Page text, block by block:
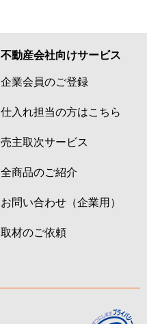
不動産会社向けサービス
企業会員のご登録
仕入れ担当の方はこちら
売主取次サービス
全商品のご紹介
お問い合わせ（企業用）
取材のご依頼